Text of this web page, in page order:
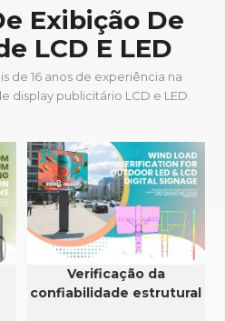
Exibição De
LCD E LED
de 16 anos de experiência na
display publicitário LCD e LED.
Verificação da
confiabilidade estrutural